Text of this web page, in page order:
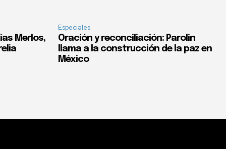
Merlos,
Especiales
Oración y reconciliación: Parolin
llama a la construcción de la paz en
México